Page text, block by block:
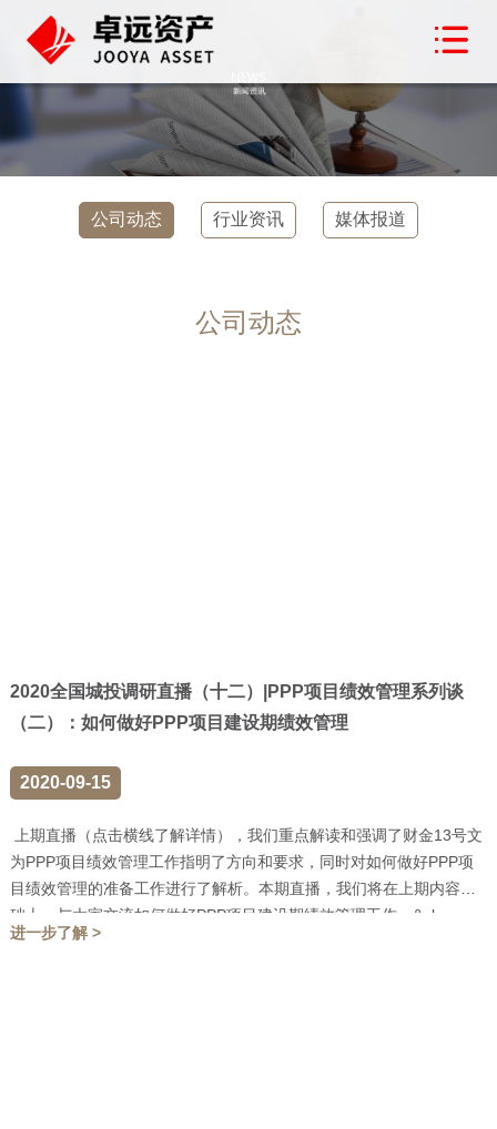
公司动态 行业资讯 媒体报道
公司动态
2020全国城投调研直播（十二）|PPP项目绩效管理系列谈
（二）：如何做好PPP项目建设期绩效管理
2020-09-15
上期直播（点击横线了解详情），我们重点解读和强调了财金13号文
为PPP项目绩效管理工作指明了方向和要求，同时对如何做好PPP项
目绩效管理的准备工作进行了解析。本期直播，我们将在上期内容基
础上，与大家交流如何做好PPP项目建设期绩效管理工作。&nbs...
进一步了解 >